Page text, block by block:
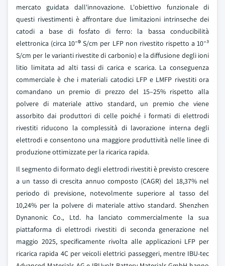
mercato guidata dall'innovazione. L'obiettivo funzionale di
questi rivestimenti è affrontare due limitazioni intrinseche dei
catodi a base di fosfato di ferro: la bassa conducibilità
elettronica (circa 10⁻⁹ S/cm per LFP non rivestito rispetto a 10⁻³
S/cm per le varianti rivestite di carbonio) e la diffusione degli ioni
litio limitata ad alti tassi di carica e scarica. La conseguenza
commerciale è che i materiali catodici LFP e LMFP rivestiti ora
comandano un premio di prezzo del 15–25% rispetto alla
polvere di materiale attivo standard, un premio che viene
assorbito dai produttori di celle poiché i formati di elettrodi
rivestiti riducono la complessità di lavorazione interna degli
elettrodi e consentono una maggiore produttività nelle linee di
produzione ottimizzate per la ricarica rapida.
Il segmento di formato degli elettrodi rivestiti è previsto crescere
a un tasso di crescita annuo composto (CAGR) del 18,37% nel
periodo di previsione, notevolmente superiore al tasso del
10,24% per la polvere di materiale attivo standard. Shenzhen
Dynanonic Co., Ltd. ha lanciato commercialmente la sua
piattaforma di elettrodi rivestiti di seconda generazione nel
maggio 2025, specificamente rivolta alle applicazioni LFP per
ricarica rapida 4C per veicoli elettrici passeggeri, mentre IBU-tec